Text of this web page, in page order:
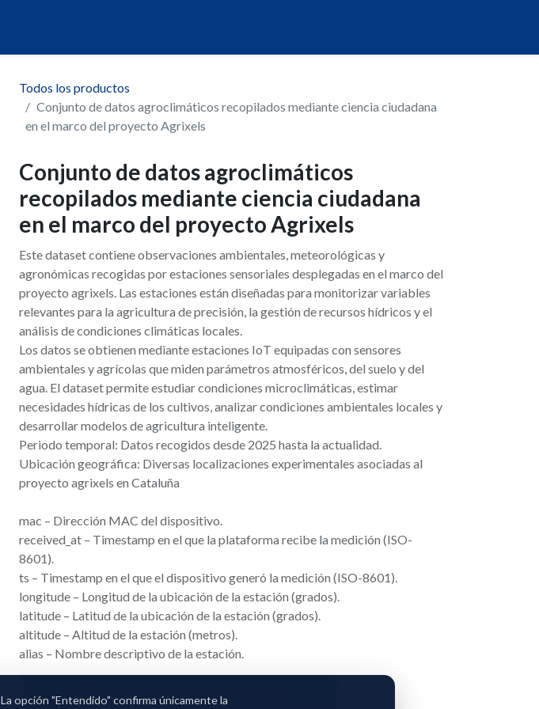
Todos los productos
Conjunto de datos agroclimáticos recopilados mediante ciencia ciudadana
en el marco del proyecto Agrixels
Conjunto de datos agroclimáticos
recopilados mediante ciencia ciudadana
en el marco del proyecto Agrixels
Este dataset contiene observaciones ambientales, meteorológicas y
agronómicas recogidas por estaciones sensoriales desplegadas en el marco del
proyecto agrixels. Las estaciones están diseñadas para monitorizar variables
relevantes para la agricultura de precisión, la gestión de recursos hídricos y el
análisis de condiciones climáticas locales.
Los datos se obtienen mediante estaciones IoT equipadas con sensores
ambientales y agrícolas que miden parámetros atmosféricos, del suelo y del
agua. El dataset permite estudiar condiciones microclimáticas, estimar
necesidades hídricas de los cultivos, analizar condiciones ambientales locales y
desarrollar modelos de agricultura inteligente.
Periodo temporal: Datos recogidos desde 2025 hasta la actualidad.
Ubicación geográfica: Diversas localizaciones experimentales asociadas al
proyecto agrixels en Cataluña
mac – Dirección MAC del dispositivo.
received_at – Timestamp en el que la plataforma recibe la medición (ISO-
8601).
ts – Timestamp en el que el dispositivo generó la medición (ISO-8601).
longitude – Longitud de la ubicación de la estación (grados).
latitude – Latitud de la ubicación de la estación (grados).
altitude – Altitud de la estación (metros).
alias – Nombre descriptivo de la estación.
Adhierete para solicitar acceso
La opción "Entendido" confirma únicamente la